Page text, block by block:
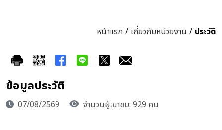
หน้าแรก / เกี่ยวกับหน่วยงาน / ประวัติ
ข้อมูลประวัติ
07/08/2569 จำนวนผู้เขาชม: 929 คน